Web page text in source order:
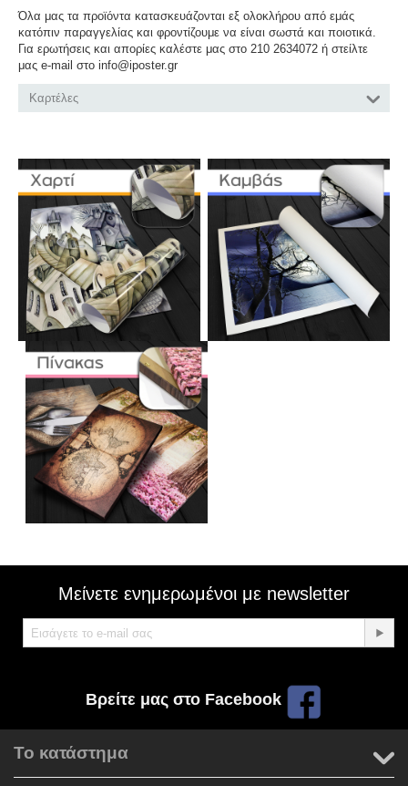
Όλα μας τα προϊόντα κατασκευάζονται εξ ολοκλήρου από εμάς
κατόπιν παραγγελίας και φροντίζουμε να είναι σωστά και ποιοτικά.
Για ερωτήσεις και απορίες καλέστε μας στο 210 2634072 ή στείλτε
μας e-mail στο info@iposter.gr
Καρτέλες
Μείνετε ενημερωμένοι με newsletter
Βρείτε μας στο Facebook
Το κατάστημα